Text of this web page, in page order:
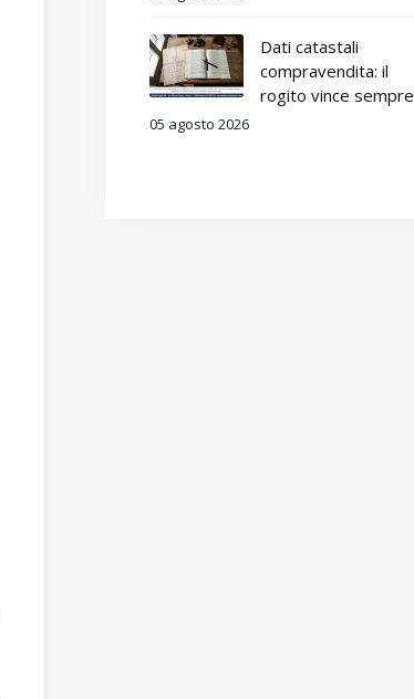
Dati catastali
compravendita: il
rogito vince sempre
05 agosto 2026